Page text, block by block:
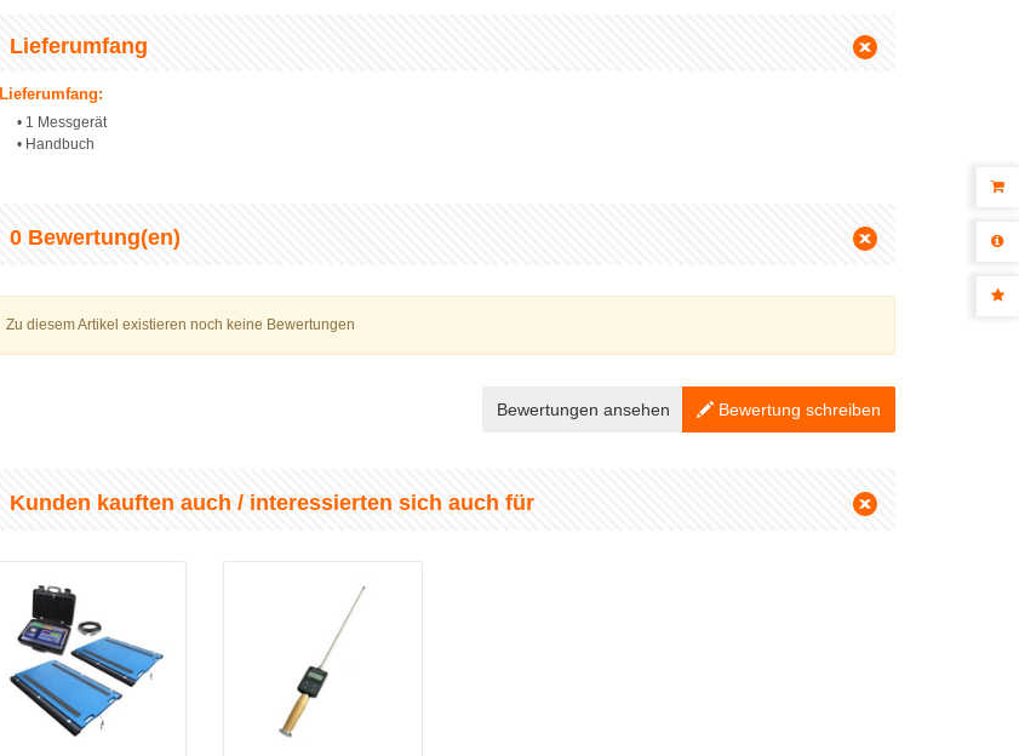
Lieferumfang
Lieferumfang:
• 1 Messgerät
• Handbuch
0 Bewertung(en)
Zu diesem Artikel existieren noch keine Bewertungen
Bewertungen ansehen Bewertung schreiben
Kunden kauften auch / interessierten sich auch für